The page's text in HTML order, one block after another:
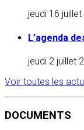
jeudi 16
L’agenda
jeudi 2 juillet
Voir toutes les
DOCUMENTS